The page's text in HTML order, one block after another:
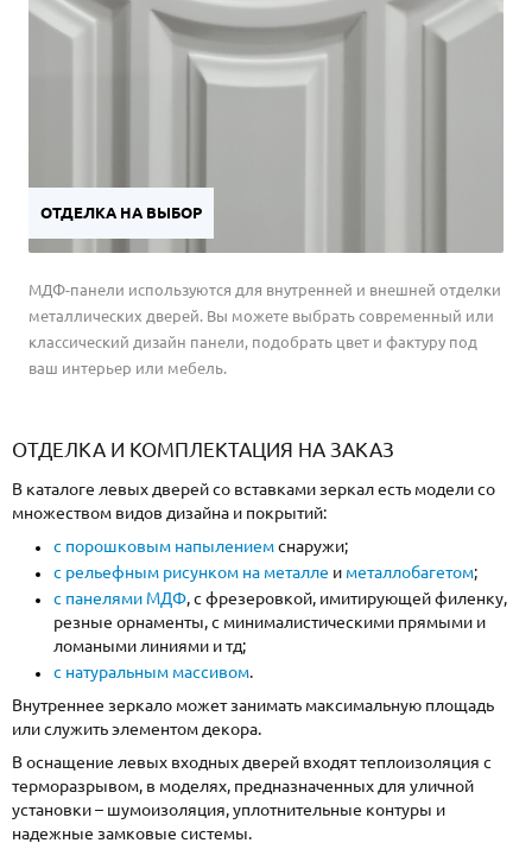
ОТДЕЛКА НА ВЫБОР
МДФ-панели используются для внутренней и внешней отделки
металлических дверей. Вы можете выбрать современный или
классический дизайн панели, подобрать цвет и фактуру под
ваш интерьер или мебель.
ОТДЕЛКА И КОМПЛЕКТАЦИЯ НА ЗАКАЗ
В каталоге левых дверей со вставками зеркал есть модели со
множеством видов дизайна и покрытий:
с порошковым напылениемснаружи;
с рельефным рисунком на металле и металлобагетом;
с панелями МДФ, с фрезеровкой, имитирующей филенку,
резные орнаменты, с минималистическими прямыми и
ломаными линиями и тд;
с натуральным массивом.
Внутреннее зеркало может занимать максимальную площадь
или служить элементом декора.
В оснащение левых входных дверей входят теплоизоляция с
терморазрывом, в моделях, предназначенных для уличной
установки – шумоизоляция, уплотнительные контуры и
надежные замковые системы.